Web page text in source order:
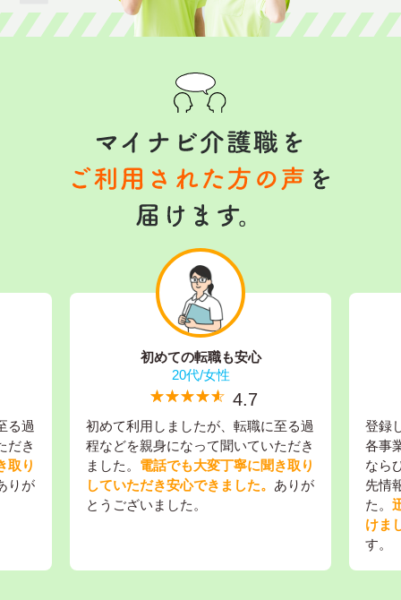
る過
だき
取り
りが
初めての転職も安心
20代/女性
★★★★★
☆☆☆☆☆ 4.7
初めて利用しましたが、転職に至る過
程などを親身になって聞いていただき
ました。 電話でも大変丁寧に聞き取り
していただき安心できました。 ありが
とうございました。
登録
各事
なら
先情
た。
けま
す。